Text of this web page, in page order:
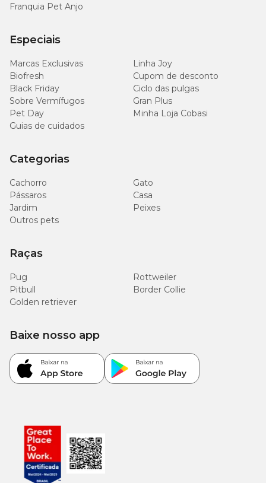
Franquia Pet Anjo
Especiais
Marcas Exclusivas
Linha Joy
Biofresh
Cupom de desconto
Black Friday
Ciclo das pulgas
Sobre Vermífugos
Gran Plus
Pet Day
Minha Loja Cobasi
Guias de cuidados
Categorias
Cachorro
Gato
Pássaros
Casa
Jardim
Peixes
Outros pets
Raças
Pug
Rottweiler
Pitbull
Border Collie
Golden retriever
Baixe nosso app